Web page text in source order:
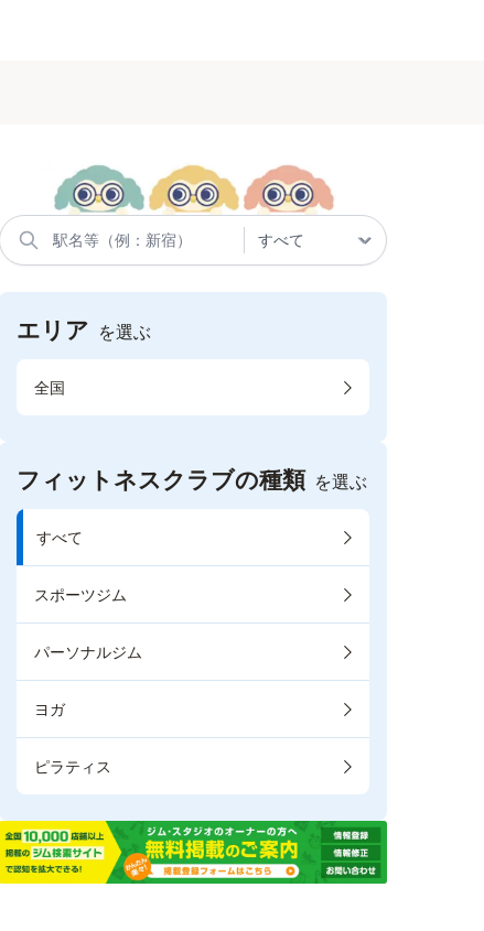
エリア を選ぶ
全国
フィットネスクラブの種類 を選ぶ
すべて
スポーツジム
パーソナルジム
ヨガ
ピラティス